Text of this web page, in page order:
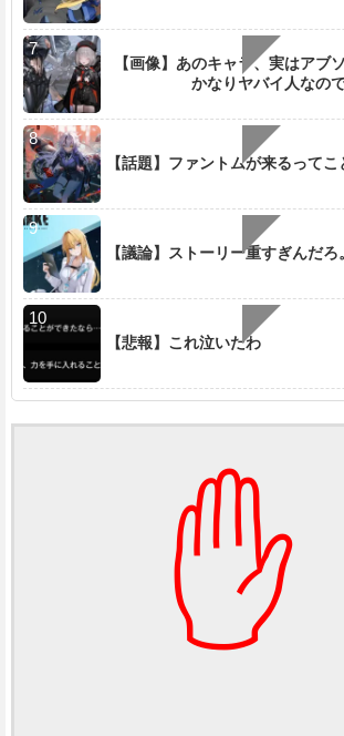
【画像】あのキャラ、実はアブ
かなりヤバイ人なの
【話題】ファントムが来るってこ
【議論】ストーリー重すぎんだろ
【悲報】これ泣いたわ
✋